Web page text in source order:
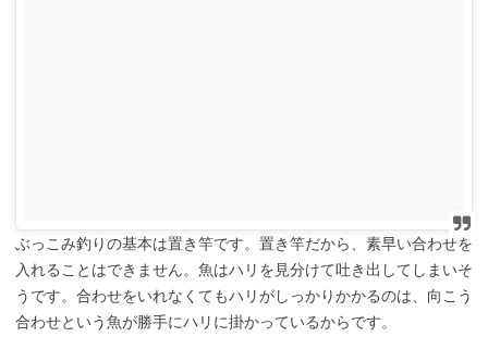
ぶっこみ釣りの基本は置き竿です。置き竿だから、素早い合わせを
入れることはできません。魚はハリを見分けて吐き出してしまいそ
うです。合わせをいれなくてもハリがしっかりかかるのは、向こう
合わせという魚が勝手にハリに掛かっているからです。